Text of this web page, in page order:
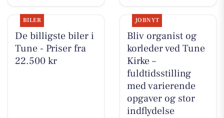
BILER
De billigste biler i
Tune - Priser fra
22.500 kr
JOBNYT
Bliv organist og
korleder ved Tune
Kirke –
fuldtidsstilling
med varierende
opgaver og stor
indflydelse